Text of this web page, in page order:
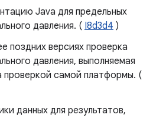
Java для предельных
давления. ( I8d3d4 )
поздних версиях проверка
давления, выполняемая
проверкой самой платформы. (
данных для результатов,